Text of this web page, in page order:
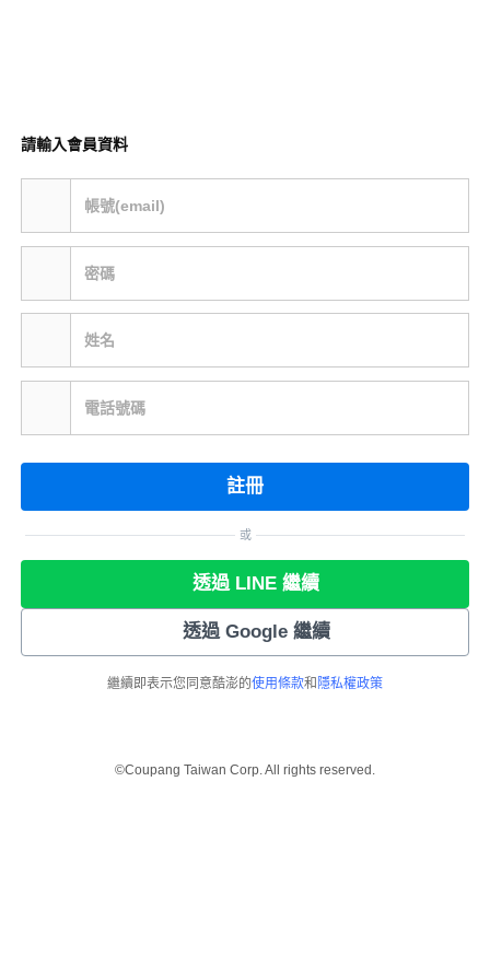
請輸入會員資料
帳號(email)
密碼
姓名
電話號碼
註冊
或
透過 LINE 繼續
透過 Google 繼續
繼續即表示您同意酷澎的使用條款和 隱私權政策
©Coupang Taiwan Corp. All rights reserved.